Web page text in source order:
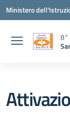
Vai ai contenuti
Vai al menu di
Vai al footer
Ministero
8°